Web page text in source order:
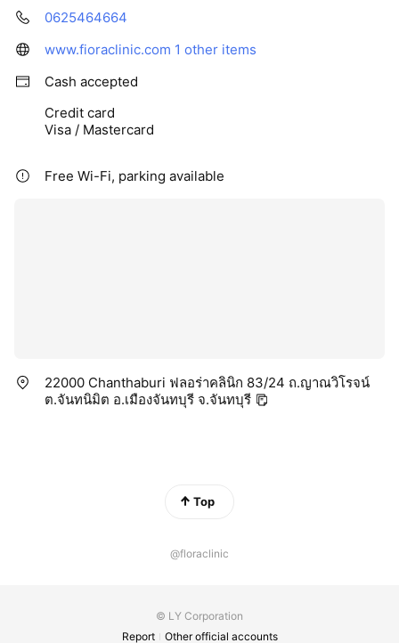
0625464664
www.fioraclinic.com 1 other items
Cash accepted
Credit card
Visa / Mastercard
Free Wi-Fi, parking available
22000 Chanthaburi ฟลอร่าคลินิก 83/24 ถ.ญาณวิโรจน์
ต.จันทนิมิต อ.เมืองจันทบุรี จ.จันทบุรี
Top
@floraclinic
© LY Corporation
Report
Other official accounts